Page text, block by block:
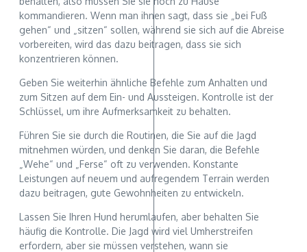
kommandieren. Wenn man ihnen sagt, dass sie „bei Fuß
gehen“ und „sitzen“ sollen, während sie sich auf die Abreise
vorbereiten, wird das dazu beitragen, dass sie sich
konzentrieren können.
Geben Sie weiterhin ähnliche Befehle zum Anhalten und
zum Sitzen auf dem Ein- und Aussteigen. Kontrolle ist der
Schlüssel, um ihre Aufmerksamkeit zu behalten.
Führen Sie sie durch die Routinen, die Sie auf die Jagd
mitnehmen würden, und denken Sie daran, die Befehle
„Wehe“ und „Ferse“ oft zu verwenden. Konstante
Leistungen auf neuem und aufregendem Terrain werden
dazu beitragen, gute Gewohnheiten zu entwickeln.
Lassen Sie Ihren Hund herumlaufen, aber behalten Sie
häufig die Kontrolle. Die Jagd wird viel Umherstreifen
erfordern, aber sie müssen verstehen, wann sie